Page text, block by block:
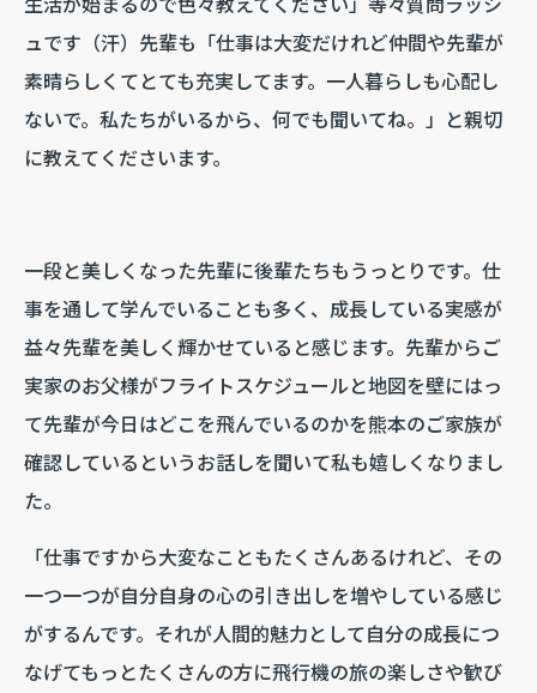
ュです（汗）先輩も「仕事は大変だけれど仲間や先輩が
素晴らしくてとても充実してます。一人暮らしも心配し
ないで。私たちがいるから、何でも聞いてね。」と親切
に教えてくださいます。
一段と美しくなった先輩に後輩たちもうっとりです。仕
事を通して学んでいることも多く、成長している実感が
益々先輩を美しく輝かせていると感じます。先輩からご
実家のお父様がフライトスケジュールと地図を壁にはっ
て先輩が今日はどこを飛んでいるのかを熊本のご家族が
確認しているというお話しを聞いて私も嬉しくなりまし
た。
「仕事ですから大変なこともたくさんあるけれど、その
一つ一つが自分自身の心の引き出しを増やしている感じ
がするんです。それが人間的魅力として自分の成長につ
なげてもっとたくさんの方に飛行機の旅の楽しさや歓び